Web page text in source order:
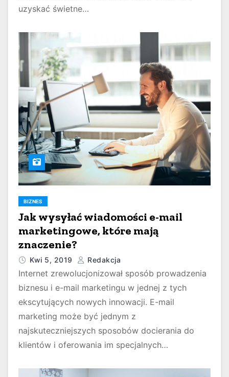
uzyskać świetne…
BIZNES
Jak wysyłać wiadomości e-mail
marketingowe, które mają
znaczenie?
Kwi 5, 2019 Redakcja
Internet zrewolucjonizował sposób prowadzenia
biznesu i e-mail marketingu w jednej z tych
ekscytujących nowych innowacji. E-mail
marketing może być jednym z
najskuteczniejszych sposobów docierania do
klientów i oferowania im specjalnych…